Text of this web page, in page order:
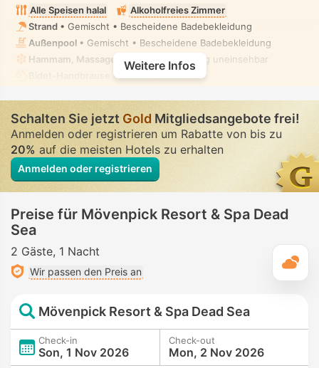
Alle Speisen halal
Alkoholfreies Zimmer
Strand • Gemischt • Bescheidene Badebekleidung
Außenpool • Gemischt • Bescheidene Badebekleidung
Hammam, Massage
• Privat • Vollständig uneinsehbar
• In allen Zimmern
Weitere Infos
Schalten Sie jetztGold Mitgliedsangebote frei!
Anmelden oder registrieren um Rabatte von bis zu
20%auf die meisten Hotels zu erhalten
Anmelden oder registrieren
Preise für Mövenpick Resort & Spa Dead
Sea
2 Gäste 1 Nacht
Wir passen den Preis an
Mövenpick Resort & Spa Dead Sea
Check-in
Son, 1 Nov 2026
Check-out
Mon, 2 Nov 2026